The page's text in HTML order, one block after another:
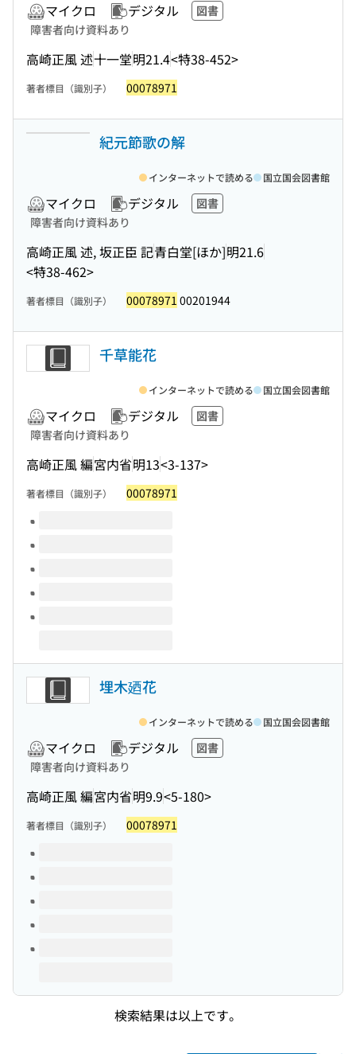
マイクロ デジタル
図書
障害者向け資料あり
高崎正風 述十一堂明21.4<特38-452>
著者標目（識別子） 00078971
紀元節歌の解
マイクロ デジタル
図書
障害者向け資料あり
高崎正風 述, 坂正臣 記青白堂[ほか]明21.6
<特38-462>
インターネットで読める 国立国会図書館
著者標目（識別子） 00078971 00201944
千草能花
マイクロ デジタル
図書
障害者向け資料あり
高崎正風 編宮内省明13<3-137>
インターネットで読める 国立国会図書館
著者標目（識別子） 00078971
このタイトルの巻号
埋木廼花
マイクロ デジタル
図書
障害者向け資料あり
高崎正風 編宮内省明9.9<5-180>
インターネットで読める 国立国会図書館
著者標目（識別子） 00078971
このタイトルの巻号
検索結果は以上です。